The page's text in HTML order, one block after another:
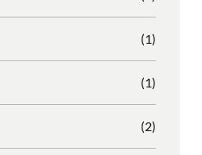
(1)
(1)
(2)